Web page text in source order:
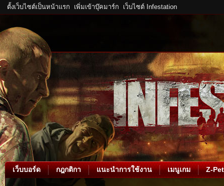
ตั้งเว็บไซต์เป็นหน้าแรก เพิ่มเข้าบุ๊คมาร์ก เว็บไซต์ Infestation
เว็บบอร์ด กฎกติกา แนะนำการใช้งาน เมนูเกม Z-Pet